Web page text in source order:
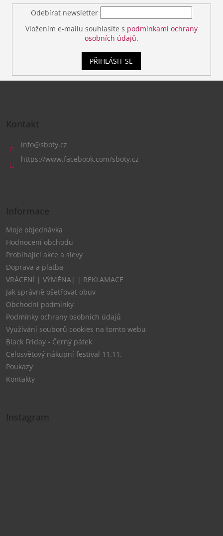
Odebírat newsletter
Vložením e-mailu souhlasíte s podmínkami ochrany
osobních údajů.
PŘIHLÁSIT SE
Kontakt
info@sboty.cz
https://www.facebook.com/sboty.cz
Informace
Moje objednávka
Hodnocení obchodu
Probíhající akce a slevy
Doprava a platba
VRÁCENÍ | VÝMĚNA| | REKLAMACE
Jak správně ošetřovat obuv
Obchodní podmínky
Podmínky ochrany osobních údajů
Využívání souborů cookies na tomto webu
Black Friday - Černý pátek
Celosvětový nákupní festival 11.11.
Poukazy
Kontakty
Instagram